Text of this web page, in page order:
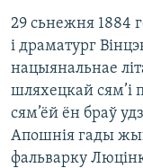
29 сьнежня 1884
і драматург
нацыянальнае
шляхецкай сям’і
сям’ёй ён браў
Апошнія гады
фальварку